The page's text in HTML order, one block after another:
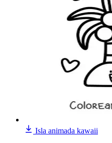
Isla animada kawaii